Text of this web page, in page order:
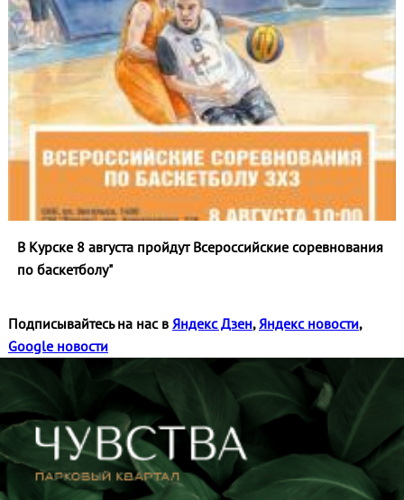
В Курске 8 августа пройдут Всероссийские соревнования
по баскетболу"
Подписывайтесь на нас в Яндекс Дзен, Яндекс новости,
Google новости